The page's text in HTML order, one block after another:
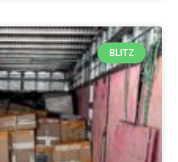
BLITZ